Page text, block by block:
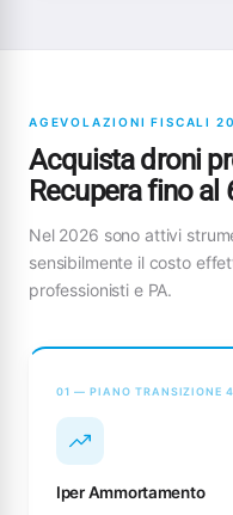
AGEVOLAZIONI FISCALI
Acquista droni
Recupera fino al
Nel 2026 sono attivi
sensibilmente il costo
professionisti e PA.
01 — PIANO TRANSIZIONE
Iper Ammortamento